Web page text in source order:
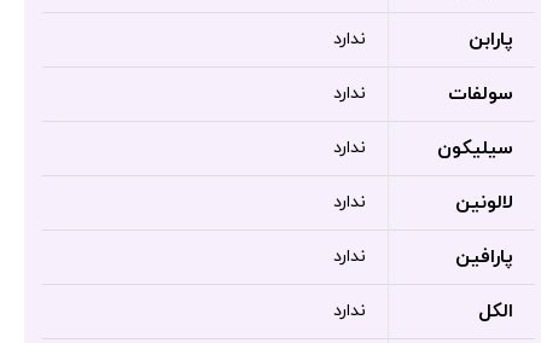
پارابن ندارد
سولفات ندارد
سیلیکون ندارد
لالونین ندارد
پارافین ندارد
الکل ندارد